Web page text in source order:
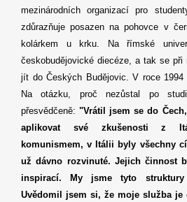
mezinárodních organizací pro
zdůrazňuje posazen na pohovce v
kolárkem u krku. Na římské
českobudějovické diecéze, a tak se při
jít do Českých Budějovic. V roce
Na otázku, proč nezůstal po
přesvědčeně: "Vrátil jsem se do
aplikovat své zkušenosti z
komunismem, v Itálii byly všechny
už dávno rozvinuté. Jejich činnost
inspirací. My jsme tyto
Uvědomil jsem si, že moje služba je